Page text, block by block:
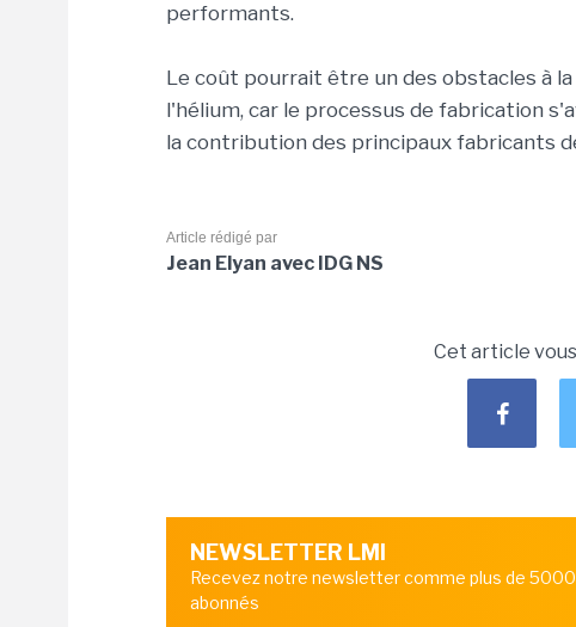
performants.
Le coût pourrait être un des obstacles à
l'hélium, car le processus de fabrication
la contribution des principaux fabricants
Article rédigé par
Jean Elyan avec IDG NS
Cet article vous
NEWSLETTER LMI
Recevez notre newsletter comme plus de
abonnés